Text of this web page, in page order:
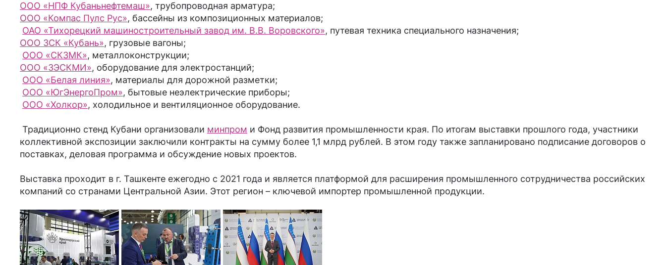
ООО «НПФ Кубаньнефтемаш», трубопроводная арматура;
ООО «Компас Пулс Рус», бассейны из композиционных материалов;
ОАО «Тихорецкий машиностроительный завод им. В.В. Воровского», путевая техника специального назначения;
ООО ЗСК «Кубань», грузовые вагоны;
ООО «СКЗМК», металлоконструкции;
ООО «ЗЭСКМИ», оборудование для электростанций;
ООО «Белая линия», материалы для дорожной разметки;
ООО «ЮгЭнергоПром», бытовые неэлектрические приборы;
ООО «Холкор», холодильное и вентиляционное оборудование.
Традиционно стенд Кубани организовали минпром и Фонд развития промышленности края. По итогам выставки прошлого года, участники
коллективной экспозиции заключили контракты на сумму более 1,1 млрд рублей. В этом году также запланировано подписание договоров о
поставках, деловая программа и обсуждение новых проектов.
Выставка проходит в г. Ташкенте ежегодно с 2021 года и является платформой для расширения промышленного сотрудничества российских
компаний со странами Центральной Азии. Этот регион – ключевой импортер промышленной продукции.